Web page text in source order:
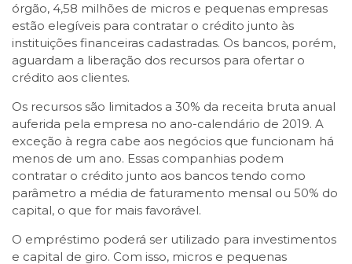
órgão, 4,58 milhões de micros e pequenas empresas
estão elegíveis para contratar o crédito junto às
instituições financeiras cadastradas. Os bancos, porém,
aguardam a liberação dos recursos para ofertar o
crédito aos clientes.
Os recursos são limitados a 30% da receita bruta anual
auferida pela empresa no ano-calendário de 2019. A
exceção à regra cabe aos negócios que funcionam há
menos de um ano. Essas companhias podem
contratar o crédito junto aos bancos tendo como
parâmetro a média de faturamento mensal ou 50% do
capital, o que for mais favorável.
O empréstimo poderá ser utilizado para investimentos
e capital de giro. Com isso, micros e pequenas